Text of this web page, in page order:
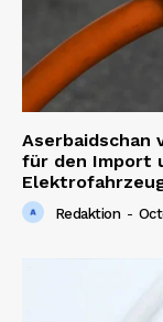
Aserbaidschan
für den Import
Redaktion -